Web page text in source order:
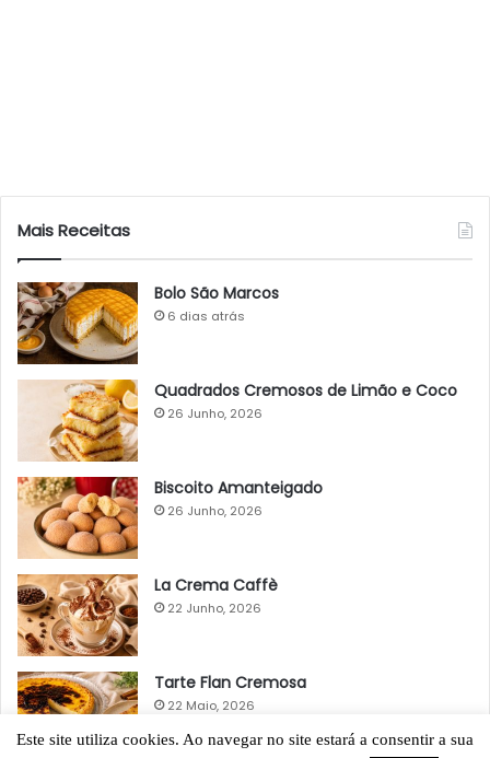
Mais Receitas
Bolo São Marcos
6 dias atrás
Quadrados Cremosos de Limão e Coco
26 Junho, 2026
Biscoito Amanteigado
26 Junho, 2026
La Crema Caffè
22 Junho, 2026
Tarte Flan Cremosa
22 Maio, 2026
Este site utiliza cookies. Ao navegar no site estará a consentir a sua